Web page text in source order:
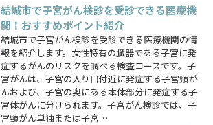
結城市で子宮がん検診を受診できる医療機
関！おすすめポイント紹介
結城市で子宮がん検診を受診できる医療機関の情
報を紹介します。女性特有の臓器である子宮に発
症するがんのリスクを調べる検査コースです。子
宮がんは、子宮の入り口付近に発症する子宮頸が
んおよび、子宮の奥にある本体部分に発症する子
宮体がんに分けられます。子宮がん検診では、子
宮頸がん単独または子宮…